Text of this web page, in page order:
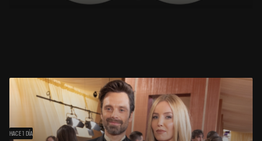
HACE 1 DÍA